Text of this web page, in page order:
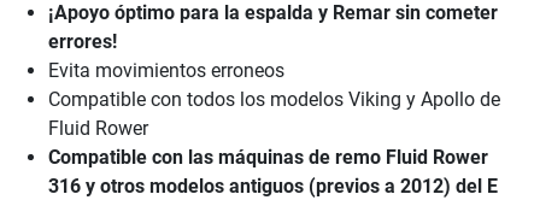
¡Apoyo óptimo para la espalda y Remar sin cometer
errores!
Evita movimientos erroneos
Compatible con todos los modelos Viking y Apollo de
Fluid Rower
Compatible con las máquinas de remo Fluid Rower
316 y otros modelos antiguos (previos a 2012) del E